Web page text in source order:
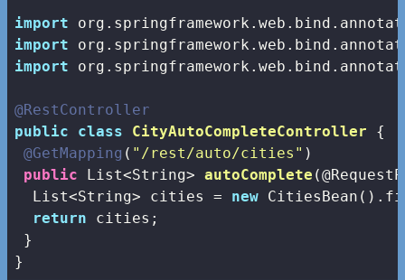
import
import
import
@RestController
public
class CityAutoCompleteController
{
@GetMapping ( "/rest/auto/cities" )
public List<String> autoComplete
  List<String> cities =
new
return cities;
}
}